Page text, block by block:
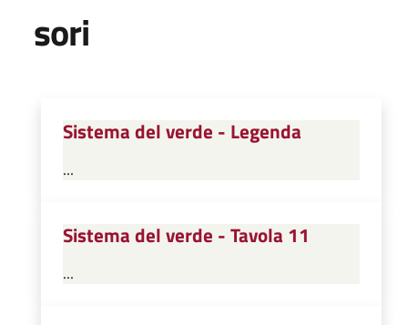
sori
Sistema del verde - Legenda
...
Sistema del verde - Tavola 11
...